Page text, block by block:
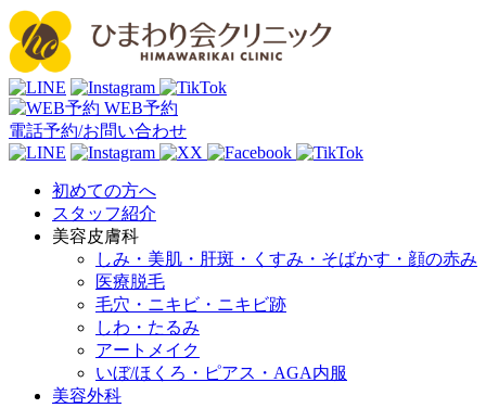
WEB予約
電話予約/お問い合わせ
初めての方へ
スタッフ紹介
美容皮膚科
しみ・美肌・肝斑・くすみ・そばかす・顔の赤み
医療脱毛
毛穴・ニキビ・ニキビ跡
しわ・たるみ
アートメイク
いぼ/ほくろ・ピアス・AGA内服
美容外科